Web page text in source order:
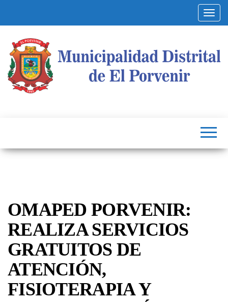
OMAPED PORVENIR:
REALIZA SERVICIOS
GRATUITOS DE
ATENCIÓN,
FISIOTERAPIA Y